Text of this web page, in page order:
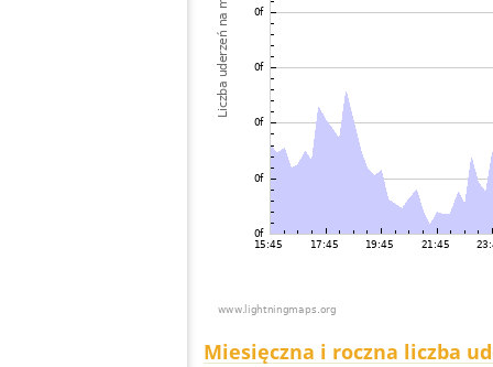
Miesięczna i roczna liczba